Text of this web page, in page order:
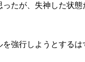
たが、失神した状
強行しようとする